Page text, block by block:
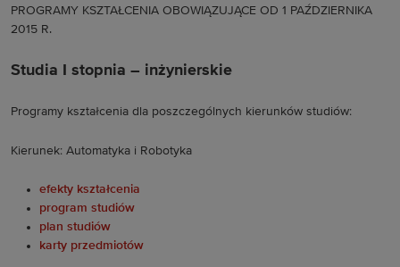
PROGRAMY KSZTAŁCENIA OBOWIĄZUJĄCE OD 1 PAŹDZIERNIKA
2015 R.
Studia I stopnia – inżynierskie
Programy kształcenia dla poszczególnych kierunków studiów:
Kierunek: Automatyka i Robotyka
efekty kształcenia
program studiów
plan studiów
karty przedmiotów